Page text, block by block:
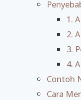
1.
2.
3.
4.
Contoh
Cara